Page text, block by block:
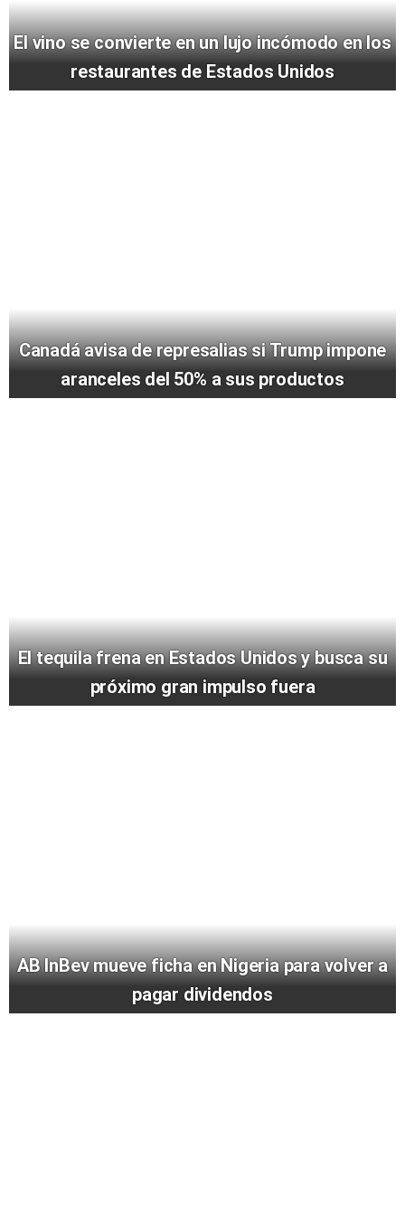
El vino se convierte en un lujo incómodo en los
restaurantes de Estados Unidos
Canadá avisa de represalias si Trump impone
aranceles del 50% a sus productos
El tequila frena en Estados Unidos y busca su
próximo gran impulso fuera
AB InBev mueve ficha en Nigeria para volver a
pagar dividendos